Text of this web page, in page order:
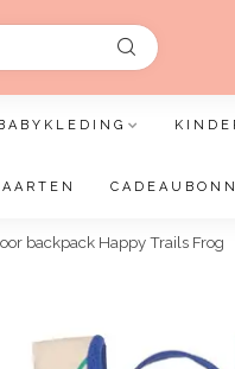
backpack Happy Trails Frog